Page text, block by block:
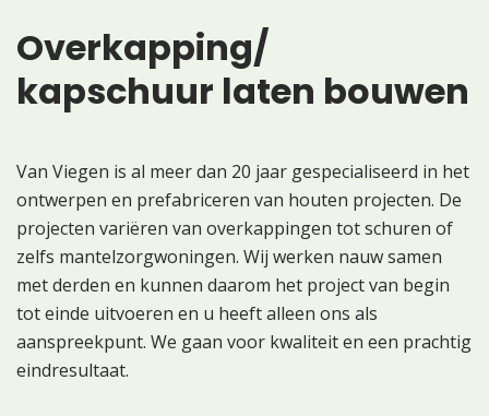
Overkapping/
kapschuur laten bouwen
Van Viegen is al meer dan 20 jaar gespecialiseerd in het
ontwerpen en prefabriceren van houten projecten. De
projecten variëren van overkappingen tot schuren of
zelfs mantelzorgwoningen. Wij werken nauw samen
met derden en kunnen daarom het project van begin
tot einde uitvoeren en u heeft alleen ons als
aanspreekpunt. We gaan voor kwaliteit en een prachtig
eindresultaat.